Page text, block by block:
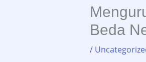
Beda
/